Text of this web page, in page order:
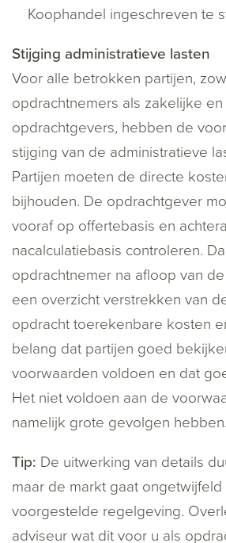
Koophandel ingeschreven te
Stijging administratieve lasten
Voor alle betrokken partijen,
opdrachtnemers als zakelijke
opdrachtgevers, hebben de
stijging van de administratieve
Partijen moeten de directe
bijhouden. De opdrachtgever
vooraf op offertebasis en
nacalculatiebasis controleren.
opdrachtnemer na afloop van
een overzicht verstrekken van
opdracht toerekenbare kosten
belang dat partijen goed
voorwaarden voldoen en dat
Het niet voldoen aan de
namelijk grote gevolgen hebben.
Tip: De uitwerking van details
maar de markt gaat
voorgestelde regelgeving.
adviseur wat dit voor u als